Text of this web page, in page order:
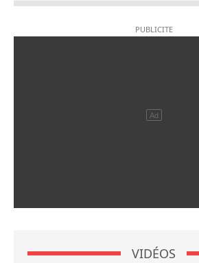
VIDÉOS